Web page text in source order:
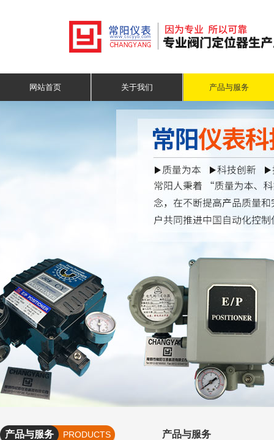
网站首页 关于我们 产品与服务
产品与服务
PRODUCTS
产品与服务